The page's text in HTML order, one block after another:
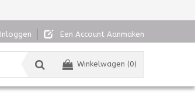
Inloggen Een Account Aanmaken
Winkelwagen (0)